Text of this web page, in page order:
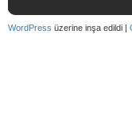
WordPress üzerine inşa edildi |